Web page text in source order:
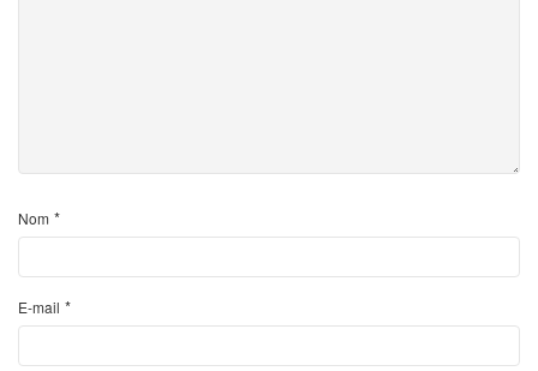
Nom *
E-mail *